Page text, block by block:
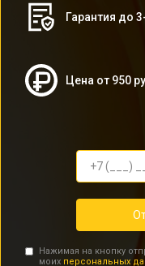
Гарантия до
Цена от 950
Нажимая на кнопку
моих персональных